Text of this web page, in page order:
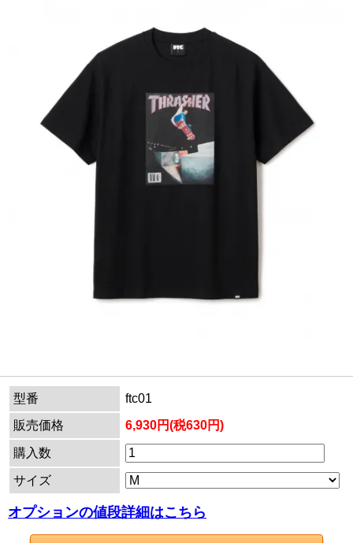
型番
ftc01
販売価格
6,930円(税630円)
購入数
サイズ
オプションの値段詳細はこちら